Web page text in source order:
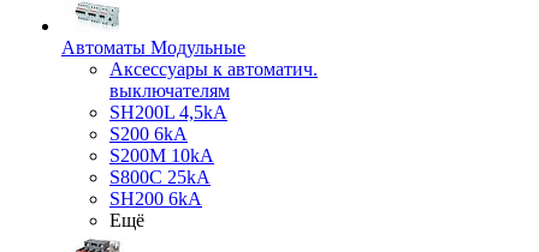
Автоматы Модульные
Аксессуары к автоматич.
выключателям
SH200L 4,5kA
S200 6kA
S200M 10kA
S800C 25kA
SH200 6kA
Ещё